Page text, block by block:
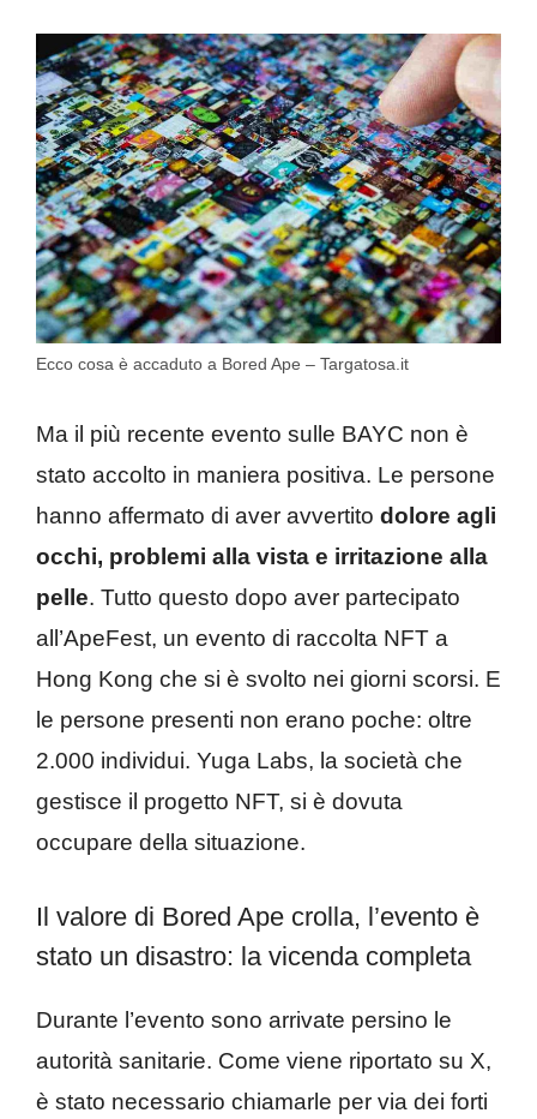
Ecco cosa è accaduto a Bored Ape – Targatosa.it
Ma il più recente evento sulle BAYC non è
stato accolto in maniera positiva. Le persone
hanno affermato di aver avvertito dolore agli
occhi, problemi alla vista e irritazione alla
pelle. Tutto questo dopo aver partecipato
all’ApeFest, un evento di raccolta NFT a
Hong Kong che si è svolto nei giorni scorsi. E
le persone presenti non erano poche: oltre
2.000 individui. Yuga Labs, la società che
gestisce il progetto NFT, si è dovuta
occupare della situazione.
Il valore di Bored Ape crolla, l’evento è
stato un disastro: la vicenda completa
Durante l’evento sono arrivate persino le
autorità sanitarie. Come viene riportato su X,
è stato necessario chiamarle per via dei forti